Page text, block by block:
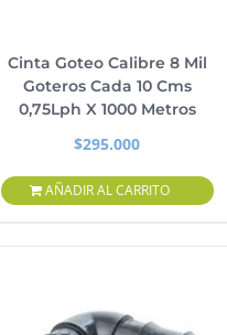
Cinta Goteo Calibre 8 Mil
Goteros Cada 10 Cms
0,75Lph X 1000 Metros
$295.000
AÑADIR AL CARRITO